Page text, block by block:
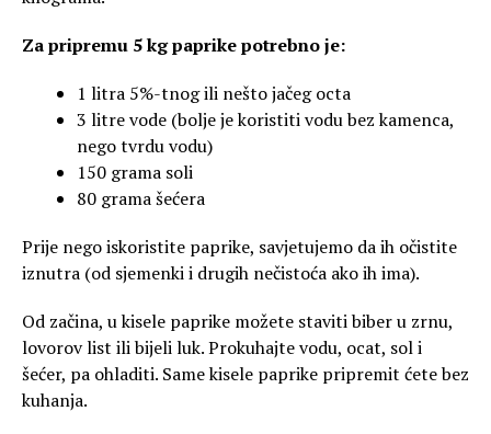
Za pripremu 5 kg paprike potrebno je:
1 litra 5%-tnog ili nešto jačeg octa
3 litre vode (bolje je koristiti vodu bez kamenca,
nego tvrdu vodu)
150 grama soli
80 grama šećera
Prije nego iskoristite paprike, savjetujemo da ih očistite
iznutra (od sjemenki i drugih nečistoća ako ih ima).
Od začina, u kisele paprike možete staviti biber u zrnu,
lovorov list ili bijeli luk. Prokuhajte vodu, ocat, sol i
šećer, pa ohladiti. Same kisele paprike pripremit ćete bez
kuhanja.